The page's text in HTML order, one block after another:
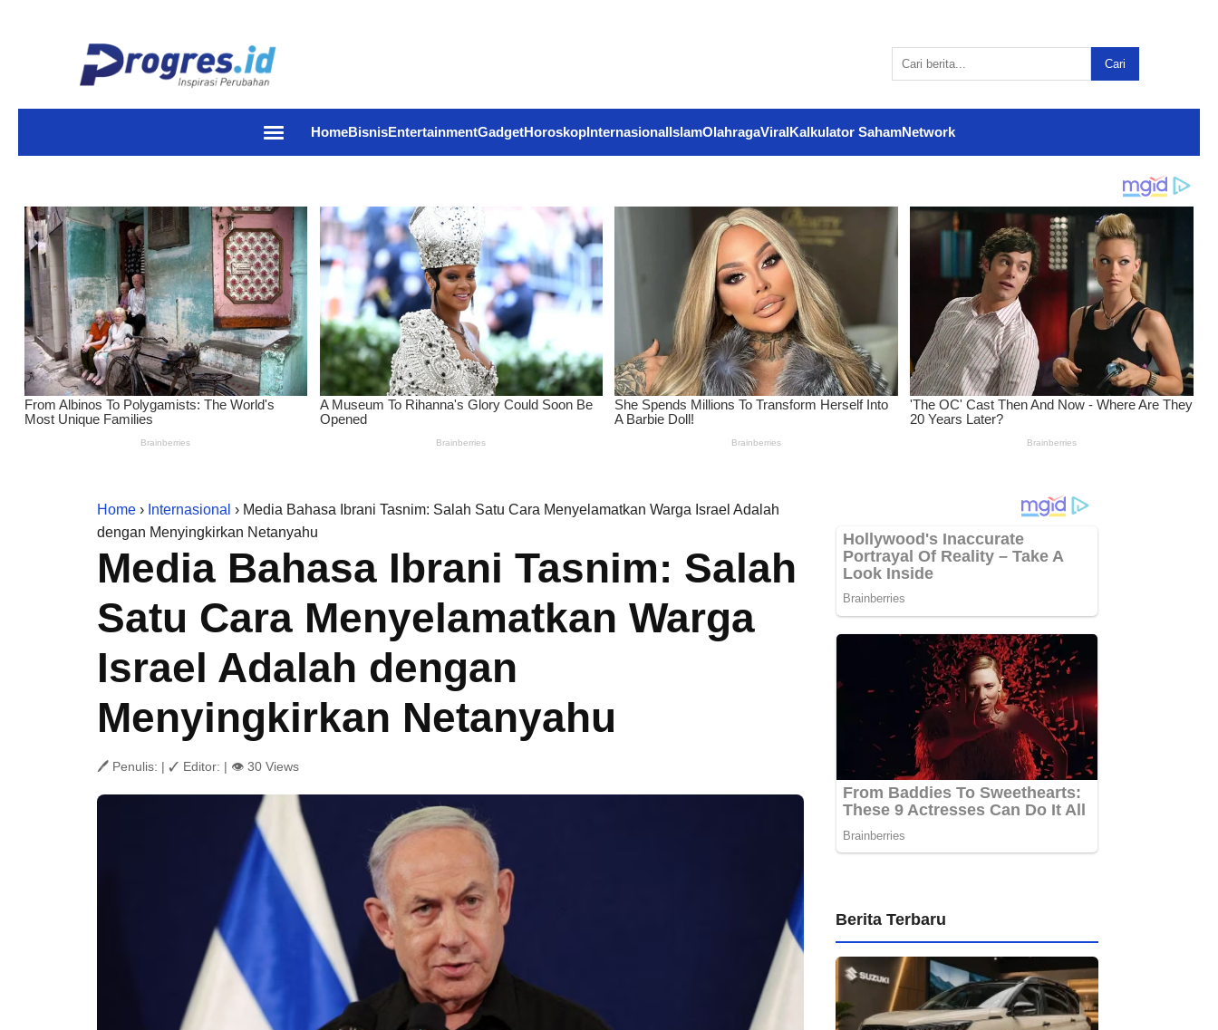
Cari
HomeBisnisEntertainmentGadgetHoroskopInternasionalIslamOlahragaViralKalkulator SahamNetwork
Home › Internasional › Media Bahasa Ibrani Tasnim: Salah Satu Cara Menyelamatkan Warga Israel Adalah
dengan Menyingkirkan Netanyahu
Media Bahasa Ibrani Tasnim: Salah
Satu Cara Menyelamatkan Warga
Israel Adalah dengan
Menyingkirkan Netanyahu
🖊 Penulis: | ✓ Editor: | 👁 30 Views
Berita Terbaru